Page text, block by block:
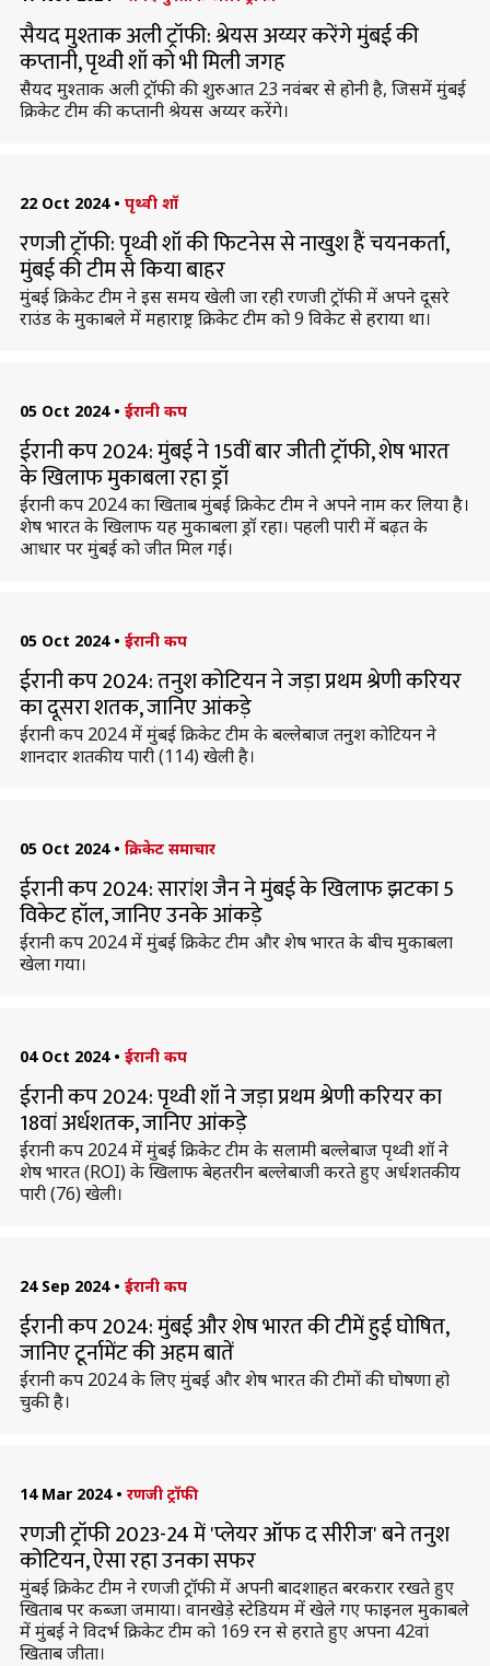
सैयद मुश्ताक अली ट्रॉफी: श्रेयस अय्यर करेंगे मुंबई की
कप्तानी, पृथ्वी शॉ को भी मिली जगह
सैयद मुश्ताक अली ट्रॉफी की शुरुआत 23 नवंबर से होनी है, जिसमें मुंबई
क्रिकेट टीम की कप्तानी श्रेयस अय्यर करेंगे।
22 Oct 2024 • पृथ्वी शॉ
रणजी ट्रॉफी: पृथ्वी शॉ की फिटनेस से नाखुश हैं चयनकर्ता,
मुंबई की टीम से किया बाहर
मुंबई क्रिकेट टीम ने इस समय खेली जा रही रणजी ट्रॉफी में अपने दूसरे
राउंड के मुकाबले में महाराष्ट्र क्रिकेट टीम को 9 विकेट से हराया था।
05 Oct 2024 • ईरानी कप
ईरानी कप 2024: मुंबई ने 15वीं बार जीती ट्रॉफी, शेष भारत
के खिलाफ मुकाबला रहा ड्रॉ
ईरानी कप 2024 का खिताब मुंबई क्रिकेट टीम ने अपने नाम कर लिया है।
शेष भारत के खिलाफ यह मुकाबला ड्रॉ रहा। पहली पारी में बढ़त के
आधार पर मुंबई को जीत मिल गई।
05 Oct 2024 • ईरानी कप
ईरानी कप 2024: तनुश कोटियन ने जड़ा प्रथम श्रेणी करियर
का दूसरा शतक, जानिए आंकड़े
ईरानी कप 2024 में मुंबई क्रिकेट टीम के बल्लेबाज तनुश कोटियन ने
शानदार शतकीय पारी (114) खेली है।
05 Oct 2024 • क्रिकेट समाचार
ईरानी कप 2024: सारांश जैन ने मुंबई के खिलाफ झटका 5
विकेट हॉल, जानिए उनके आंकड़े
ईरानी कप 2024 में मुंबई क्रिकेट टीम और शेष भारत के बीच मुकाबला
खेला गया।
04 Oct 2024 • ईरानी कप
ईरानी कप 2024: पृथ्वी शॉ ने जड़ा प्रथम श्रेणी करियर का
18वां अर्धशतक, जानिए आंकड़े
ईरानी कप 2024 में मुंबई क्रिकेट टीम के सलामी बल्लेबाज पृथ्वी शॉ ने
शेष भारत (ROI) के खिलाफ बेहतरीन बल्लेबाजी करते हुए अर्धशतकीय
पारी (76) खेली।
24 Sep 2024 • ईरानी कप
ईरानी कप 2024: मुंबई और शेष भारत की टीमें हुई घोषित,
जानिए टूर्नामेंट की अहम बातें
ईरानी कप 2024 के लिए मुंबई और शेष भारत की टीमों की घोषणा हो
चुकी है।
14 Mar 2024 • रणजी ट्रॉफी
रणजी ट्रॉफी 2023-24 में 'प्लेयर ऑफ द सीरीज' बने तनुश
कोटियन, ऐसा रहा उनका सफर
मुंबई क्रिकेट टीम ने रणजी ट्रॉफी में अपनी बादशाहत बरकरार रखते हुए
खिताब पर कब्जा जमाया। वानखेड़े स्टेडियम में खेले गए फाइनल मुकाबले
में मुंबई ने विदर्भ क्रिकेट टीम को 169 रन से हराते हुए अपना 42वां
खिताब जीता।